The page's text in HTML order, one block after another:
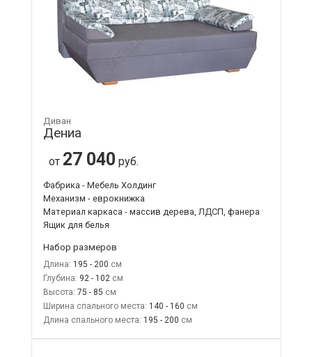
Диван
Дениа
от 27 040 руб.
Фабрика - Мебель Холдинг
Механизм - еврокнижка
Материал каркаса - массив дерева, ЛДСП, фанера
Ящик для белья
Набор размеров
Длина: 195 - 200
Глубина: 92 - 102
Высота: 75 - 85
Ширина спального места: 140 - 160
Длина спального места: 195 - 200